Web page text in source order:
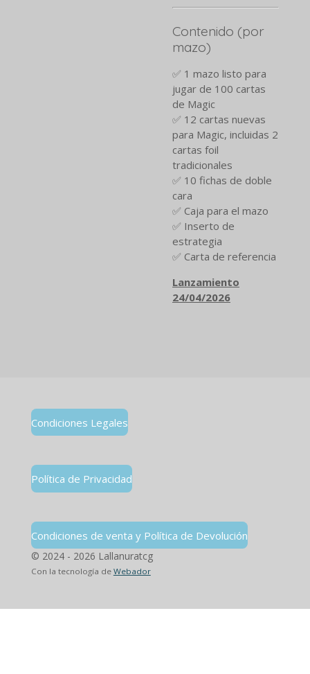
Contenido (por
mazo)
✅ 1 mazo listo para
jugar de 100 cartas
de Magic
✅ 12 cartas nuevas
para Magic, incluidas 2
cartas foil
tradicionales
✅ 10 fichas de doble
cara
✅ Caja para el mazo
✅ Inserto de
estrategia
✅ Carta de referencia
Lanzamiento
24/04/2026
Condiciones Legales
Política de Privacidad
Condiciones de venta y Política de Devolución
© 2024 - 2026 Lallanuratcg
Con la tecnología de Webador